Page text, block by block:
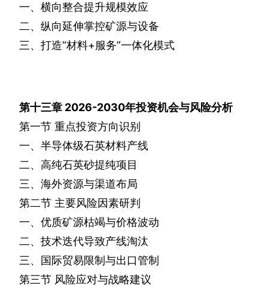
一、横向整合提升规模效应
二、纵向延伸掌控矿源与设备
三、打造“材料+服务”一体化模式
第十三章 2026-2030年投资机会与风险分析
第一节 重点投资方向识别
一、半导体级石英材料产线
二、高纯石英砂提纯项目
三、海外资源与渠道布局
第二节 主要风险因素研判
一、优质矿源枯竭与价格波动
二、技术迭代导致产线淘汰
三、国际贸易限制与出口管制
第三节 风险应对与战略建议